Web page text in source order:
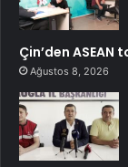
Çin’den
Ağustos 8, 2026